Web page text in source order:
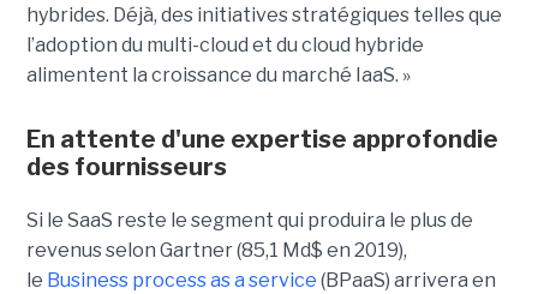
hybrides. Déjà, des initiatives stratégiques telles que
l’adoption du multi-cloud et du cloud hybride
alimentent la croissance du marché IaaS. »
En attente d'une expertise approfondie
des fournisseurs
Si le SaaS reste le segment qui produira le plus de
revenus selon Gartner (85,1 Md$ en 2019),
le Business process as a service (BPaaS) arrivera en